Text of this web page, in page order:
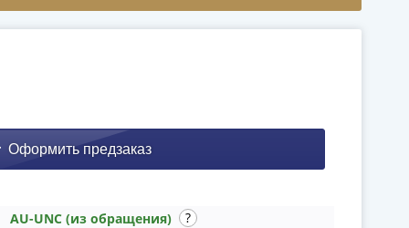
AU-UNC (из обращения)